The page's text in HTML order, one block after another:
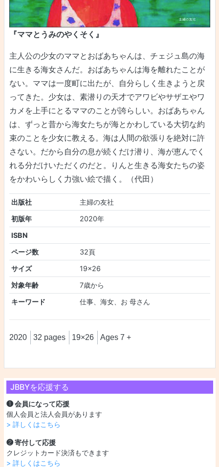
JBBYを応援する
❶ 会員になって応援
個人会員と法人会員があります
> 詳しくはこちら
❷ 寄付して応援
クレジットカード決済もできます
> 詳しくはこちら
『ママとうみのやくそく』
主人公の少女のママとおばあちゃんは、チェジュ島の海
に生きる海女さんだ。おばあちゃんは海を離れたことが
ない。ママは一度町に出たが、自分らしく生きようと戻
ってきた。少女は、素潜りの天才でアワビやサザエやワ
カメを上手にとるママのことが誇らしい。おばあちゃん
は、ずっと昔から海女たちが海とかわしている大切な約
束のことを少女に教える。海は人間の欲張りを絶対に許
さない。だから自分の息が続くだけ潜り、海が恵んでく
れる分だけいただくのだと。りんと生きる海女たちの姿
をかわいらしく力強い絵で描く。（代田）
出版社
主婦の友社
初版年
2020年
ISBN
ページ数
32頁
サイズ
19×26
対象年齢
7歳から
キーワード
仕事、海女、お 母さん
2020 32 pages 19×26 Ages 7 +